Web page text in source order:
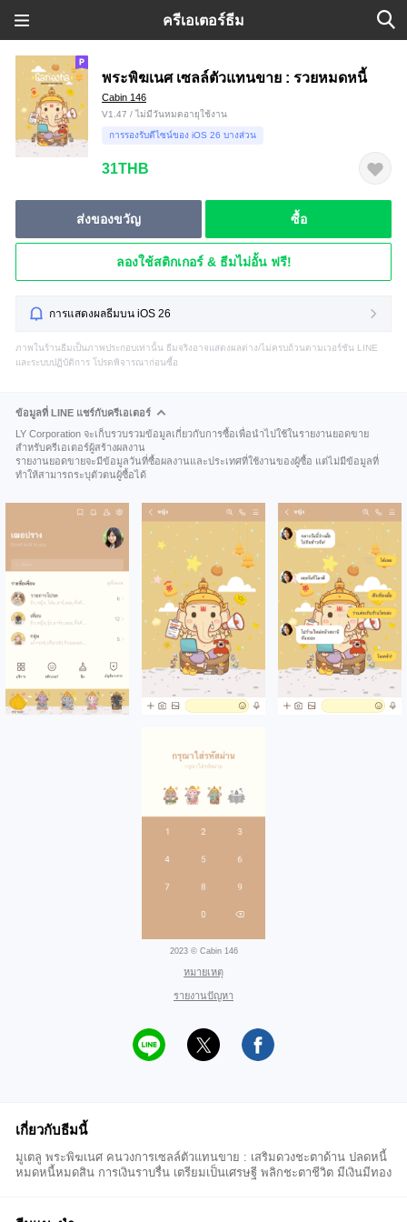
ครีเอเตอร์ธีม
พระพิฆเนศ เซลล์ตัวแทนขาย : รวยหมดหนี้
Cabin 146
V1.47 / ไม่มีวันหมดอายุใช้งาน
การรองรับดีไซน์ของ iOS 26 บางส่วน
31THB
ส่งของขวัญ ซื้อ
ลองใช้สติกเกอร์ & ธีมไม่อั้น ฟรี!
การแสดงผลธีมบน iOS 26
ภาพในร้านธีมเป็นภาพประกอบเท่านั้น ธีมจริงอาจแสดงผลต่าง/ไม่ครบถ้วนตามเวอร์ชัน LINE
และระบบปฏิบัติการ โปรดพิจารณาก่อนซื้อ
ข้อมูลที่ LINE แชร์กับครีเอเตอร์
LY Corporation จะเก็บรวบรวมข้อมูลเกี่ยวกับการซื้อเพื่อนำไปใช้ในรายงานยอดขาย
สำหรับครีเอเตอร์ผู้สร้างผลงาน
รายงานยอดขายจะมีข้อมูลวันที่ซื้อผลงานและประเทศที่ใช้งานของผู้ซื้อ แต่ไม่มีข้อมูลที่
ทำให้สามารถระบุตัวตนผู้ซื้อได้
2023 © Cabin 146
หมายเหตุ
รายงานปัญหา
เกี่ยวกับธีมนี้
มูเตลู พระพิฆเนศ คนวงการเซลล์ตัวแทนขาย : เสริมดวงชะตาด้าน ปลดหนี้
หมดหนี้หมดสิน การเงินราบรื่น เตรียมเป็นเศรษฐี พลิกชะตาชีวิต มีเงินมีทอง